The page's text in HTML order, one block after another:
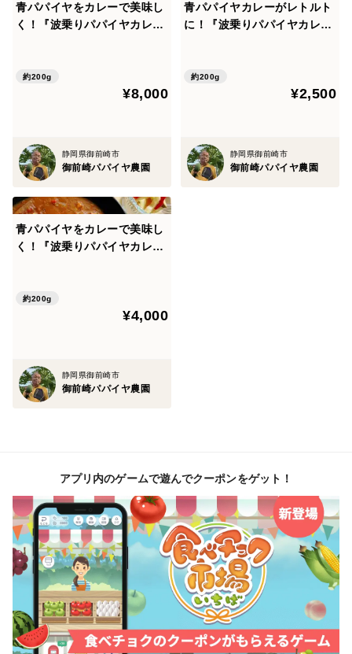
青パパイヤをカレーで美味し
く！『波乗りパパイヤカレ
約200g
¥8,000
静岡県御前崎市
御前崎パパイヤ農園
青パパイヤカレーがレトルト
に！『波乗りパパイヤカレ
約200g
¥2,500
静岡県御前崎市
御前崎パパイヤ農園
青パパイヤをカレーで美味し
く！『波乗りパパイヤカレ
約200g
¥4,000
静岡県御前崎市
御前崎パパイヤ農園
アプリ内のゲームで遊んでクーポンをゲット！